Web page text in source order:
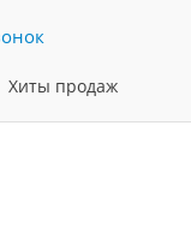
Хиты продаж